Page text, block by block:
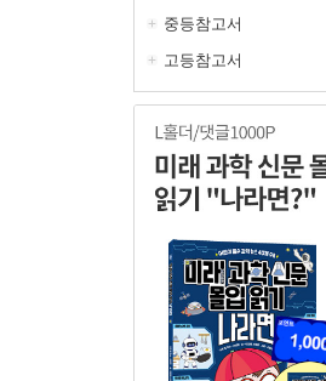
중등참고서
고등참고서